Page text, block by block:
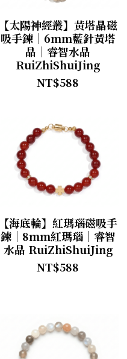
【太陽神經叢】黃塔晶磁
吸手鍊｜6mm藍針黃塔
晶｜睿智水晶
RuiZhiShuiJing
NT$588
【海底輪】紅瑪瑙磁吸手
鍊｜8mm紅瑪瑙｜睿智
水晶 RuiZhiShuiJing
NT$588